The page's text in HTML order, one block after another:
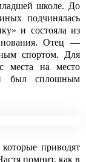
школе. До
подчинялась
и состояла из
Отец ―
спортом. Для
места на место
был сплошным
приводят
помнит, как в